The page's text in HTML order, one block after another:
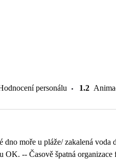
personálu 1.2
trvající cestou zpět do hotelu